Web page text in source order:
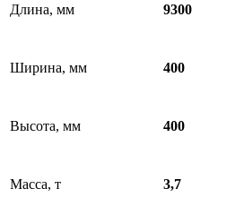
Длина, мм 9300
Ширина, мм 400
Высота, мм 400
Масса, т 3,7